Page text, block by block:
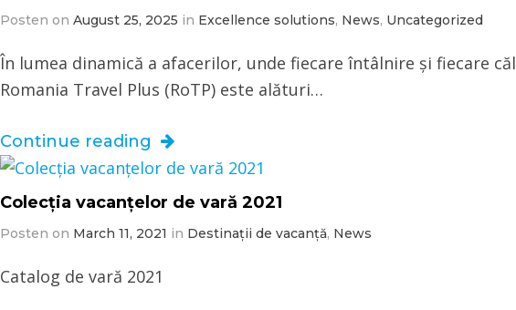
Posten on August 25, 2025 in Excellence solutions, News, Uncategorized
În lumea dinamică a afacerilor, unde fiecare întâlnire și fiecare
Romania Travel Plus (RoTP) este alături…
Continue reading
Colecția vacanțelor de vară 2021
Posten on March 11, 2021 in Destinații de vacanță, News
Catalog de vară 2021